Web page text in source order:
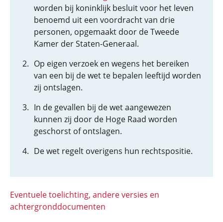
worden bij koninklijk besluit voor het leven
benoemd uit een voordracht van drie
personen, opgemaakt door de Tweede
Kamer der Staten-Generaal.
Op eigen verzoek en wegens het bereiken
van een bij de wet te bepalen leeftijd worden
zij ontslagen.
In de gevallen bij de wet aangewezen
kunnen zij door de Hoge Raad worden
geschorst of ontslagen.
De wet regelt overigens hun rechtspositie.
Eventuele toelichting, andere versies en
achtergronddocumenten